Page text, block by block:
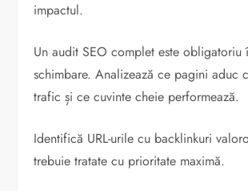
impactul.
Un audit SEO complet este obligatoriu
schimbare. Analizează ce pagini aduc
trafic și ce cuvinte cheie performează.
Identifică URL-urile cu backlinkuri
trebuie tratate cu prioritate maximă.